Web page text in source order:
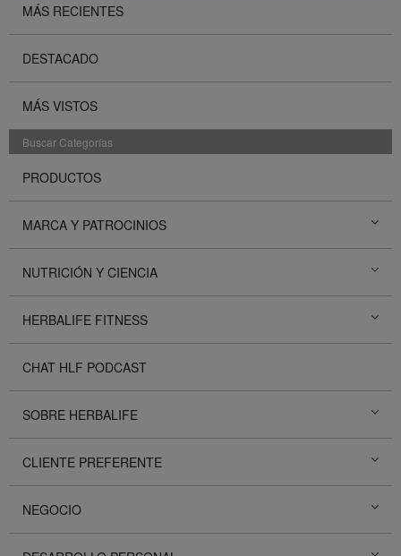
MÁS RECIENTES
DESTACADO
MÁS VISTOS
Buscar Categorías
PRODUCTOS
MARCA Y PATROCINIOS
NUTRICIÓN Y CIENCIA
HERBALIFE FITNESS
CHAT HLF PODCAST
SOBRE HERBALIFE
CLIENTE PREFERENTE
NEGOCIO